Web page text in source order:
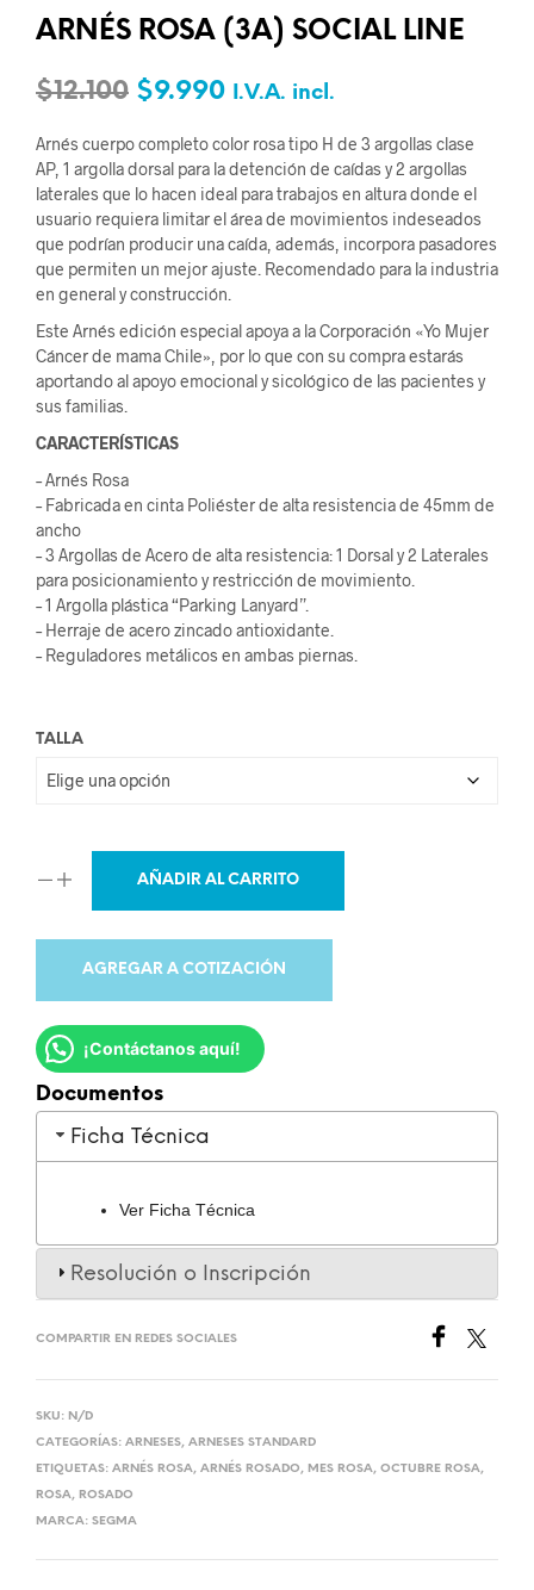
ARNÉS ROSA (3A) SOCIAL LINE
$12.100 $9.990 I.V.A. incl.
Arnés cuerpo completo color rosa tipo H de 3 argollas clase
AP, 1 argolla dorsal para la detención de caídas y 2 argollas
laterales que lo hacen ideal para trabajos en altura donde el
usuario requiera limitar el área de movimientos indeseados
que podrían producir una caída, además, incorpora pasadores
que permiten un mejor ajuste. Recomendado para la industria
en general y construcción.
Este Arnés edición especial apoya a la Corporación «Yo Mujer
Cáncer de mama Chile», por lo que con su compra estarás
aportando al apoyo emocional y sicológico de las pacientes y
sus familias.
CARACTERÍSTICAS
– Arnés Rosa
– Fabricada en cinta Poliéster de alta resistencia de 45mm de
ancho
– 3 Argollas de Acero de alta resistencia: 1 Dorsal y 2 Laterales
para posicionamiento y restricción de movimiento.
– 1 Argolla plástica “Parking Lanyard”.
– Herraje de acero zincado antioxidante.
– Reguladores metálicos en ambas piernas.
TALLA
AÑADIR AL CARRITO
AGREGAR A COTIZACIÓN
¡Contáctanos aquí!
Documentos
Ficha Técnica
Ver Ficha Técnica
Resolución o Inscripción
COMPARTIR EN REDES SOCIALES
SKU: N/D
CATEGORÍAS: ARNESES, ARNESES STANDARD
ETIQUETAS: ARNÉS ROSA, ARNÉS ROSADO, MES ROSA, OCTUBRE ROSA,
ROSA, ROSADO
MARCA: SEGMA